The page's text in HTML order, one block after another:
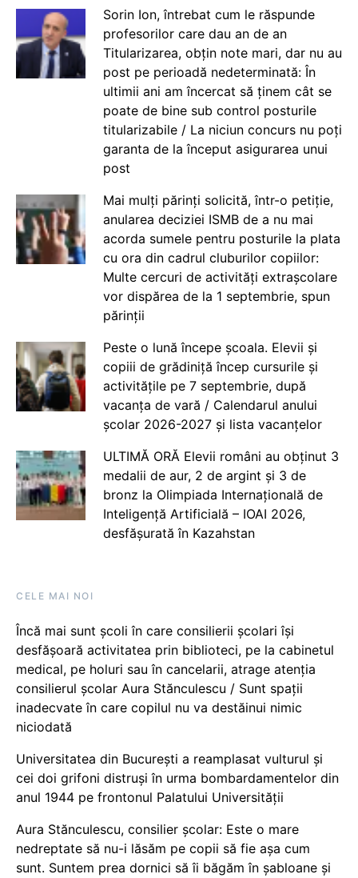
Sorin Ion, întrebat cum le răspunde
profesorilor care dau an de an
Titularizarea, obțin note mari, dar nu au
post pe perioadă nedeterminată: În
ultimii ani am încercat să ținem cât se
poate de bine sub control posturile
titularizabile / La niciun concurs nu poți
garanta de la început asigurarea unui
post
Mai mulți părinți solicită, într-o petiție,
anularea deciziei ISMB de a nu mai
acorda sumele pentru posturile la plata
cu ora din cadrul cluburilor copiilor:
Multe cercuri de activități extrașcolare
vor dispărea de la 1 septembrie, spun
părinții
Peste o lună începe școala. Elevii și
copiii de grădiniță încep cursurile și
activitățile pe 7 septembrie, după
vacanța de vară / Calendarul anului
școlar 2026-2027 și lista vacanțelor
ULTIMĂ ORĂ Elevii români au obținut 3
medalii de aur, 2 de argint și 3 de
bronz la Olimpiada Internațională de
Inteligență Artificială – IOAI 2026,
desfășurată în Kazahstan
CELE MAI NOI
Încă mai sunt școli în care consilierii școlari își
desfășoară activitatea prin biblioteci, pe la cabinetul
medical, pe holuri sau în cancelarii, atrage atenția
consilierul școlar Aura Stănculescu / Sunt spații
inadecvate în care copilul nu va destăinui nimic
niciodată
Universitatea din București a reamplasat vulturul și
cei doi grifoni distruși în urma bombardamentelor din
anul 1944 pe frontonul Palatului Universității
Aura Stănculescu, consilier școlar: Este o mare
nedreptate să nu-i lăsăm pe copii să fie așa cum
sunt. Suntem prea dornici să îi băgăm în șabloane și